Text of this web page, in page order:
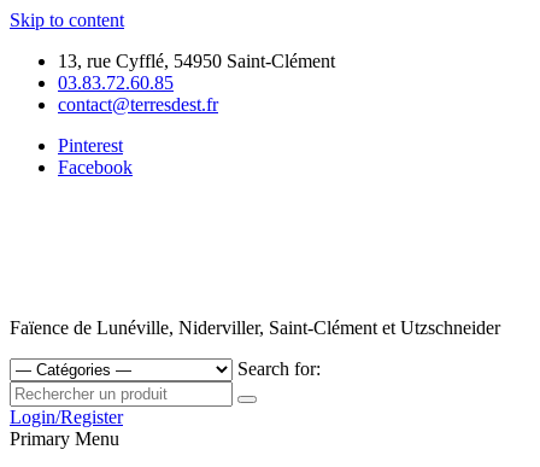
Skip to content
13, rue Cyfflé, 54950 Saint-Clément
03.83.72.60.85
contact@terresdest.fr
Pinterest
Facebook
Faïence de Lunéville, Niderviller, Saint-Clément et Utzschneider
Search for:
Login/Register
Primary Menu